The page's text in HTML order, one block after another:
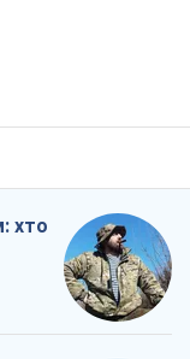
хто